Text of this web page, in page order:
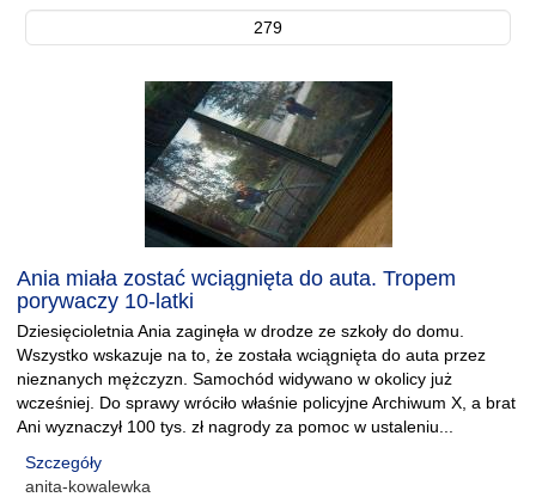
279
Ania miała zostać wciągnięta do auta. Tropem
porywaczy 10-latki
Dziesięcioletnia Ania zaginęła w drodze ze szkoły do domu.
Wszystko wskazuje na to, że została wciągnięta do auta przez
nieznanych mężczyzn. Samochód widywano w okolicy już
wcześniej. Do sprawy wróciło właśnie policyjne Archiwum X, a brat
Ani wyznaczył 100 tys. zł nagrody za pomoc w ustaleniu...
Szczegóły
anita-kowalewka